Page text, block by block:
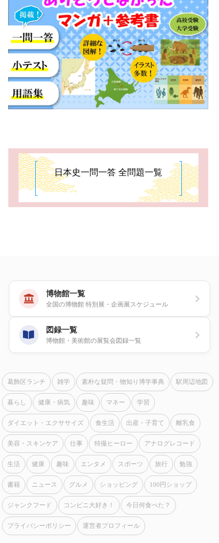
日本史一問一答 全問題一覧
博物館一覧
全国の博物館 特別展・企画展スケジュール
図録一覧
博物館・美術館の展覧会図録一覧
葛飾区ランチ 雑学 素朴な疑問・物知り博学事典 駅周辺地図
暮らし 健康・病気 趣味 マネー 学習
ダイエット・エクササイズ 食生活 出産・子育て 離乳食
美容・スキンケア 仕事 特撮ヒーロー アナログレコード
生活 健康 趣味 エンタメ スポーツ 旅行 勉強
書籍 ニュース グルメ ショッピング 100円ショップ
ジャンクフード コンビニ大好き！ 今日何食べた？
プライバシーポリシー 運営者プロフィール